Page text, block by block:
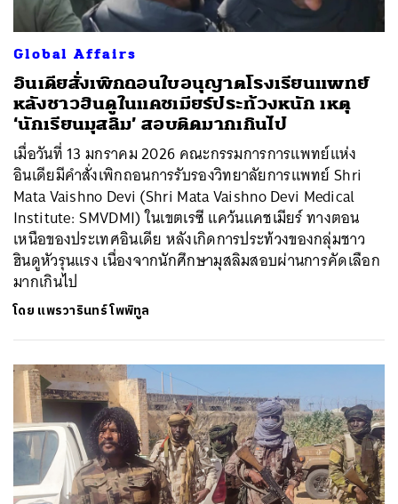
Global Affairs
อินเดียสั่งเพิกถอนใบอนุญาตโรงเรียนแพทย์
หลังชาวฮินดูในแคชเมียร์ประท้วงหนัก เหตุ
‘นักเรียนมุสลิม’ สอบติดมากเกินไป
เมื่อวันที่ 13 มกราคม 2026 คณะกรรมการการแพทย์แห่ง
อินเดียมีคำสั่งเพิกถอนการรับรองวิทยาลัยการแพทย์ Shri
Mata Vaishno Devi (Shri Mata Vaishno Devi Medical
Institute: SMVDMI) ในเขตเรซี แคว้นแคชเมียร์ ทางตอน
เหนือของประเทศอินเดีย หลังเกิดการประท้วงของกลุ่มชาว
ฮินดูหัวรุนแรง เนื่องจากนักศึกษามุสลิมสอบผ่านการคัดเลือก
มากเกินไป
โดย แพรวารินทร์ โพพิทูล